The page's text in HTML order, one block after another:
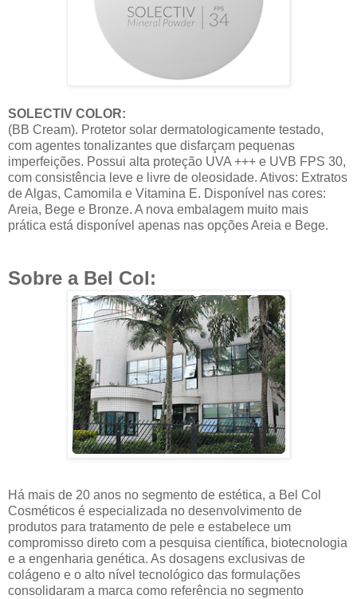
SOLECTIV COLOR:
(BB Cream). Protetor solar dermatologicamente testado,
com agentes tonalizantes que disfarçam pequenas
imperfeições. Possui alta proteção UVA +++ e UVB FPS 30,
com consistência leve e livre de oleosidade. Ativos: Extratos
de Algas, Camomila e Vitamina E. Disponível nas cores:
Areia, Bege e Bronze. A nova embalagem muito mais
prática está disponível apenas nas opções Areia e Bege.
Sobre a Bel Col:
Há mais de 20 anos no segmento de estética, a Bel Col
Cosméticos é especializada no desenvolvimento de
produtos para tratamento de pele e estabelece um
compromisso direto com a pesquisa científica, biotecnologia
e a engenharia genética. As dosagens exclusivas de
colágeno e o alto nível tecnológico das formulações
consolidaram a marca como referência no segmento